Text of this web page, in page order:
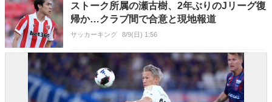
ストーク所属の瀬古樹、2年ぶりのJリーグ復
帰か…クラブ間で合意と現地報道
サッカーキング 8/9(日) 1:56